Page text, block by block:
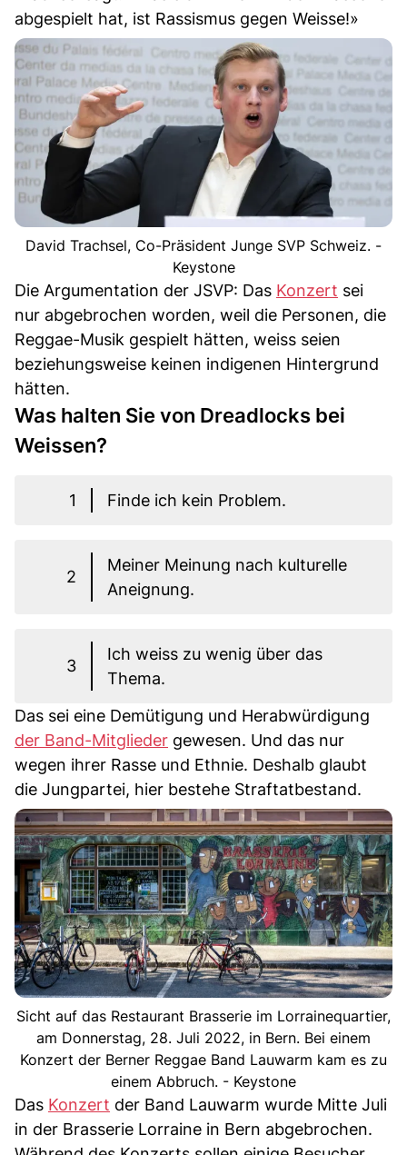
abgespielt hat, ist Rassismus gegen Weisse!»
David Trachsel, Co-Präsident Junge SVP Schweiz. -
Keystone
Die Argumentation der JSVP: Das Konzert sei
nur abgebrochen worden, weil die Personen, die
Reggae-Musik gespielt hätten, weiss seien
beziehungsweise keinen indigenen Hintergrund
hätten.
Was halten Sie von Dreadlocks bei
Weissen?
1 Finde ich kein Problem.
2
Meiner Meinung nach kulturelle
Aneignung.
3
Ich weiss zu wenig über das
Thema.
Das sei eine Demütigung und Herabwürdigung
der Band-Mitglieder gewesen. Und das nur
wegen ihrer Rasse und Ethnie. Deshalb glaubt
die Jungpartei, hier bestehe Straftatbestand.
Sicht auf das Restaurant Brasserie im Lorrainequartier,
am Donnerstag, 28. Juli 2022, in Bern. Bei einem
Konzert der Berner Reggae Band Lauwarm kam es zu
einem Abbruch. - Keystone
Das Konzert der Band Lauwarm wurde Mitte Juli
in der Brasserie Lorraine in Bern abgebrochen.